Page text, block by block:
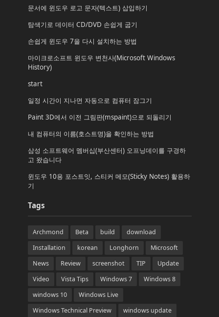
문서에 윈도우 로고 문자(텍스트) 삽입하기
탐색기로 데이터 CD/DVD 손쉽게 굽기
손쉽게 윈도우 7을 다시 설치하는 방법
마이크로소프트 윈도우 변천사(Microsoft Windows
History)
start
일정 시간이 지나면 자동으로 컴퓨터 잠그기
Paint 3D에서 이전 그림판(mspaint)으로 되돌리기
내 컴퓨터의 이름(호스트명)을 확인하는 방법
삼성 소프트웨어 멤버십(부산센터) 오프닝데이를 구경하
고 왔습니다
윈도우 10용 포스트잇, 스티커 메모(Sticky Notes) 활용하
기
Tags
Archmond Beta build
download
Installation
korean Longhorn
Microsoft
News
Review screenshot TIP
Update
Video
Vista Tips Windows 7
Windows 8
windows 10
Windows Live
Windows Technical Preview
windows update